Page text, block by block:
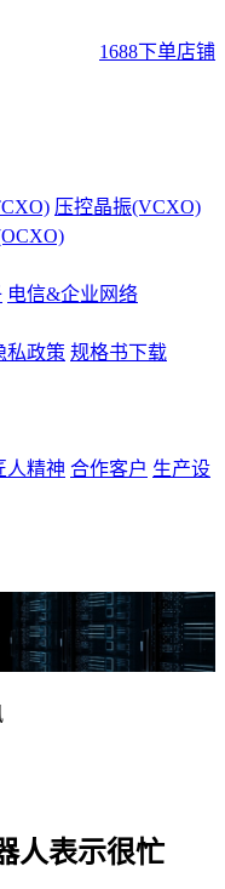
1688下单店铺
压控晶振(VCXO)
电信&企业网络
私政策 规格书下载
人精神 合作客户 生产设
人表示很忙